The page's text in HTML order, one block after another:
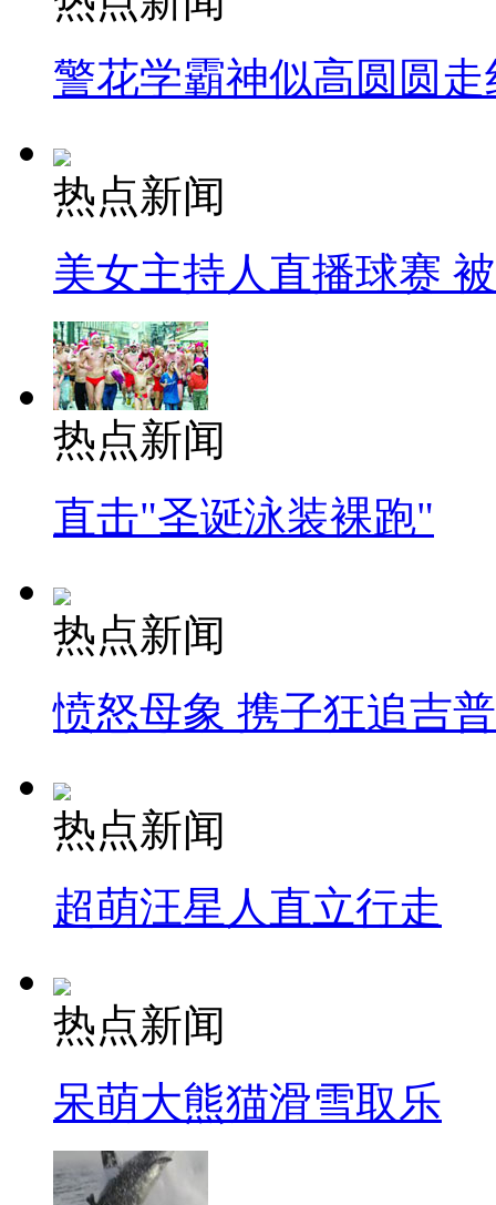
警花学霸神似高圆圆走
热点新闻
美女主持人直播球赛
热点新闻
直击"圣诞泳装裸跑"
热点新闻
愤怒母象 携子狂追吉
热点新闻
超萌汪星人直立行走
热点新闻
呆萌大熊猫滑雪取乐